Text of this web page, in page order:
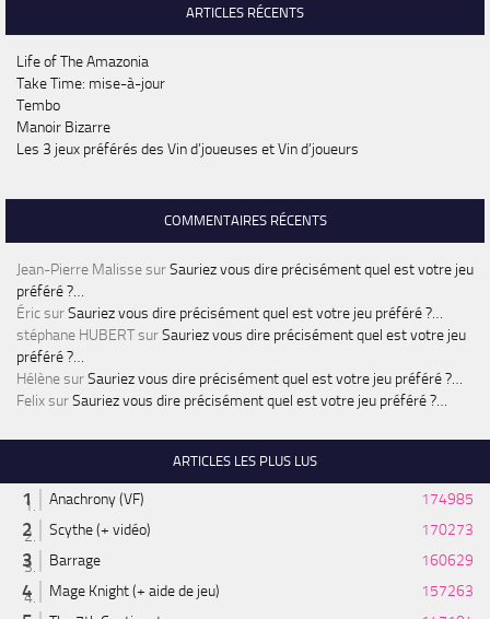
ARTICLES RÉCENTS
Life of The Amazonia
Take Time: mise-à-jour
Tembo
Manoir Bizarre
Les 3 jeux préférés des Vin d’joueuses et Vin d’joueurs
COMMENTAIRES RÉCENTS
Jean-Pierre MalissesurSauriez vous dire précisément quel est votre jeu
préféré ?…
ÉricsurSauriez vous dire précisément quel est votre jeu préféré ?…
stéphane HUBERTsurSauriez vous dire précisément quel est votre jeu
préféré ?…
HélènesurSauriez vous dire précisément quel est votre jeu préféré ?…
FelixsurSauriez vous dire précisément quel est votre jeu préféré ?…
ARTICLES LES PLUS LUS
Anachrony (VF)
174985
Scythe (+ vidéo)
170273
Barrage
160629
Mage Knight (+ aide de jeu)
157263